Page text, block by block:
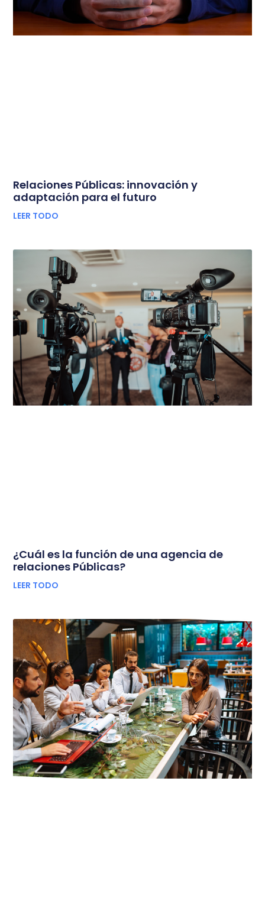
Relaciones Públicas: innovación y
adaptación para el futuro
LEER TODO
¿Cuál es la función de una agencia de
relaciones Públicas?
LEER TODO